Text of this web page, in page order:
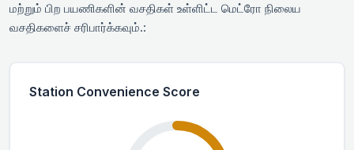
மற்றும் பிற பயணிகளின் வசதிகள் உள்ளிட்ட மெட்ரோ நிலைய
வசதிகளைச் சரிபார்க்கவும்.:
Station Convenience Score